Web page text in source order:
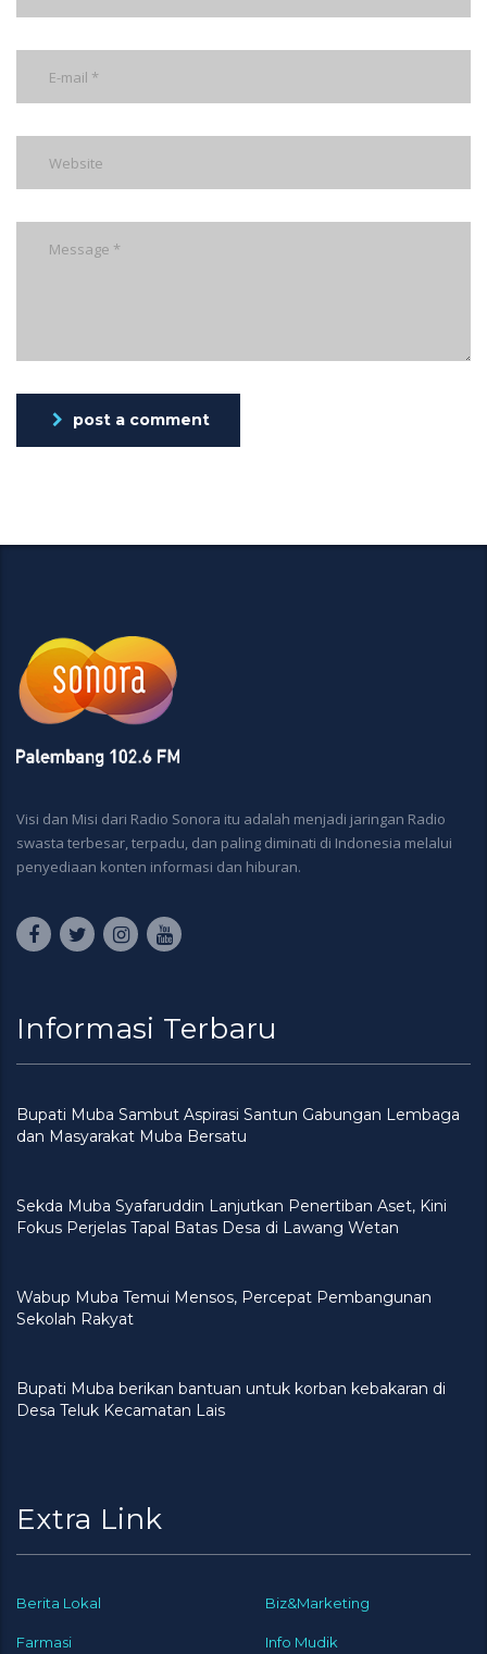
post a comment
Visi dan Misi dari Radio Sonora itu adalah menjadi jaringan Radio
swasta terbesar, terpadu, dan paling diminati di Indonesia melalui
penyediaan konten informasi dan hiburan.
Informasi Terbaru
Bupati Muba Sambut Aspirasi Santun Gabungan Lembaga
dan Masyarakat Muba Bersatu
Sekda Muba Syafaruddin Lanjutkan Penertiban Aset, Kini
Fokus Perjelas Tapal Batas Desa di Lawang Wetan
Wabup Muba Temui Mensos, Percepat Pembangunan
Sekolah Rakyat
Bupati Muba berikan bantuan untuk korban kebakaran di
Desa Teluk Kecamatan Lais
Extra Link
Berita Lokal Biz&Marketing
Farmasi Info Mudik